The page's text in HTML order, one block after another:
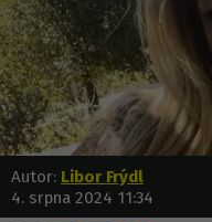
Autor: Libor Frýdl
4. srpna 2024 11:34